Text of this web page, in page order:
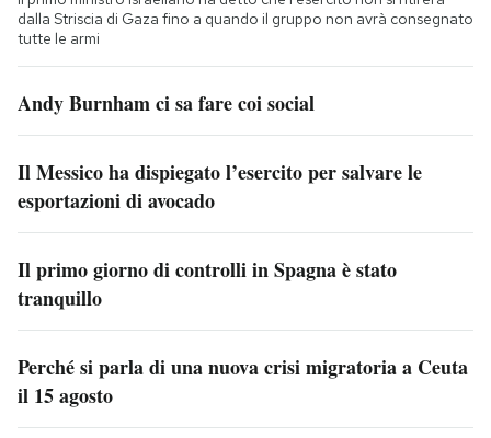
dalla Striscia di Gaza fino a quando il gruppo non avrà consegnato
tutte le armi
Andy Burnham ci sa fare coi social
Il Messico ha dispiegato l’esercito per salvare le
esportazioni di avocado
Il primo giorno di controlli in Spagna è stato
tranquillo
Perché si parla di una nuova crisi migratoria a Ceuta
il 15 agosto